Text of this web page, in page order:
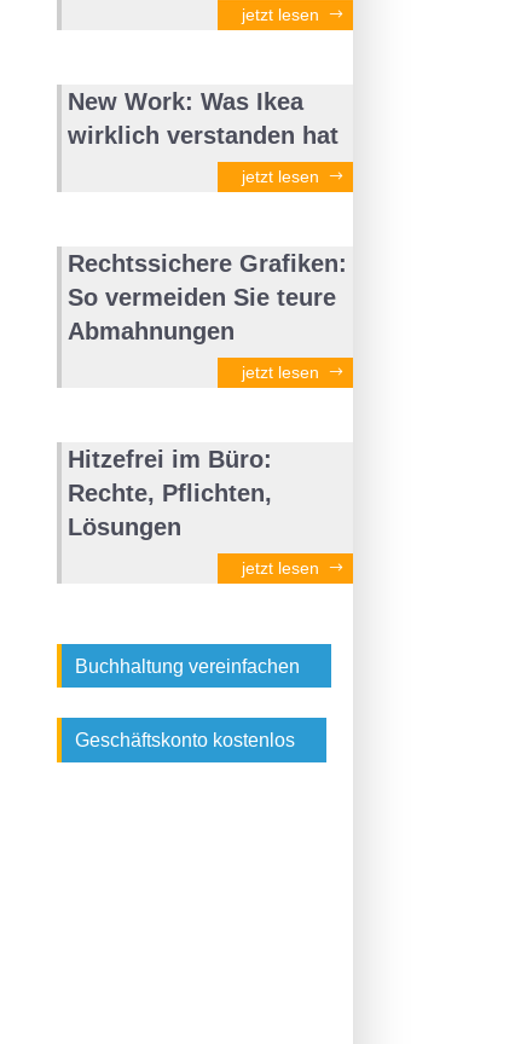
jetzt lesen
New Work: Was Ikea
wirklich verstanden hat
jetzt lesen
Rechtssichere Grafiken:
So vermeiden Sie teure
Abmahnungen
jetzt lesen
Hitzefrei im Büro:
Rechte, Pflichten,
Lösungen
jetzt lesen
Buchhaltung vereinfachen
Geschäftskonto kostenlos